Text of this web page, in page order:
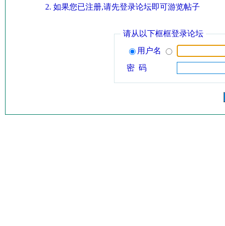
如果您已注册,请先登录论坛即可游览帖子
请从以下框框登录论坛
用户名
密 码